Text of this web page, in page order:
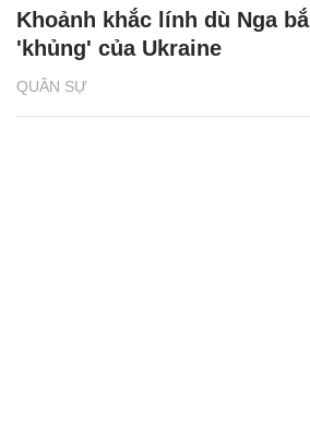
QUÂN SỰ
Khoảnh khắc lính dù Nga
'khủng' của Ukraine